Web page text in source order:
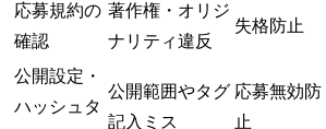
応募規約の
確認
著作権・オリジ
ナリティ違反
失格防止
公開設定・
ハッシュタ
公開範囲やタグ
記入ミス
応募無効防
止